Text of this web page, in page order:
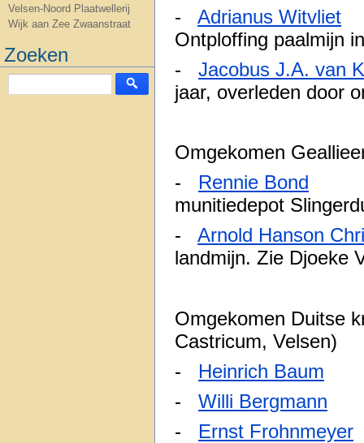
Velsen-Noord Plaatwellerij
Wijk aan Zee Zwaanstraat
Zoeken
- Adrianus Witvliet
Ontploffing paalmijn
- Jacobus J.A. van
jaar, overleden door
Omgekomen
- Rennie Bond
munitiedepot
- Arnold Hanson
landmijn. Zie Djoeke
Omgekomen Duitse
Castricum, Velsen)
- Heinrich Baum
- Willi Bergmann
- Ernst Frohnmeyer